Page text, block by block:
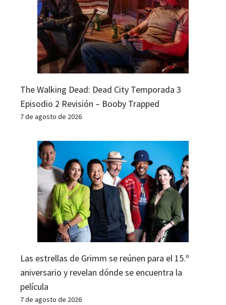
The Walking Dead: Dead City Temporada 3
Episodio 2 Revisión – Booby Trapped
7 de agosto de 2026
Las estrellas de Grimm se reúnen para el 15.º
aniversario y revelan dónde se encuentra la
película
7 de agosto de 2026